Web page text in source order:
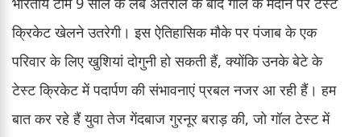
क्रिकेट खेलने उतरेगी। इस ऐतिहासिक मौके पर पंजाब के एक
परिवार के लिए खुशियां दोगुनी हो सकती हैं, क्योंकि उनके बेटे के
टेस्ट क्रिकेट में पदार्पण की संभावनाएं प्रबल नजर आ रही हैं। हम
बात कर रहे हैं युवा तेज गेंदबाज गुरनूर बराड़ की, जो गॉल टेस्ट में